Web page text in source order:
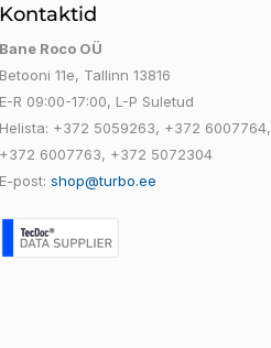
Kontaktid
Bane Roco OÜ
Betooni 11e, Tallinn 13816
E-R 09:00-17:00, L-P Suletud
Helista: +372 5059263, +372 6007764,
+372 6007763, +372 5072304
E-post: shop@turbo.ee